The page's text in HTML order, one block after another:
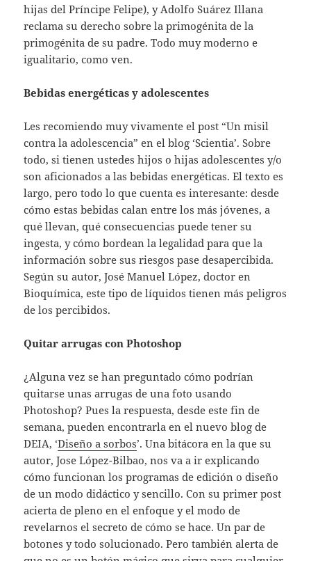
hijas del Príncipe Felipe), y Adolfo Suárez Illana
reclama su derecho sobre la primogénita de la
primogénita de su padre. Todo muy moderno e
igualitario, como ven.
Bebidas energéticas y adolescentes
Les recomiendo muy vivamente el post “Un misil
contra la adolescencia” en el blog ‘Scientia’. Sobre
todo, si tienen ustedes hijos o hijas adolescentes y/o
son aficionados a las bebidas energéticas. El texto es
largo, pero todo lo que cuenta es interesante: desde
cómo estas bebidas calan entre los más jóvenes, a
qué llevan, qué consecuencias puede tener su
ingesta, y cómo bordean la legalidad para que la
información sobre sus riesgos pase desapercibida.
Según su autor, José Manuel López, doctor en
Bioquímica, este tipo de líquidos tienen más peligros
de los percibidos.
Quitar arrugas con Photoshop
¿Alguna vez se han preguntado cómo podrían
quitarse unas arrugas de una foto usando
Photoshop? Pues la respuesta, desde este fin de
semana, pueden encontrarla en el nuevo blog de
DEIA, ‘Diseño a sorbos’. Una bitácora en la que su
autor, Jose López-Bilbao, nos va a ir explicando
cómo funcionan los programas de edición o diseño
de un modo didáctico y sencillo. Con su primer post
acierta de pleno en el enfoque y el modo de
revelarnos el secreto de cómo se hace. Un par de
botones y todo solucionado. Pero también alerta de